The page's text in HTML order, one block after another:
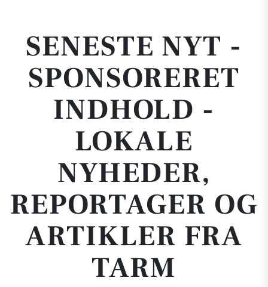
SENESTE NYT -
SPONSORERET
INDHOLD -
LOKALE
NYHEDER,
REPORTAGER OG
ARTIKLER FRA
TARM